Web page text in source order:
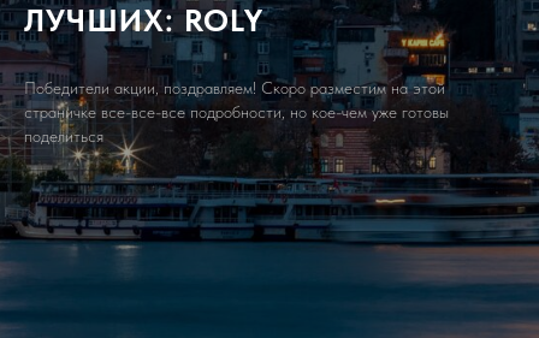
ЛУЧШИХ: ROLY
Победители акции, поздравляем! Скоро разместим на этой
страничке все-все-все подробности, но кое-чем уже готовы
поделиться